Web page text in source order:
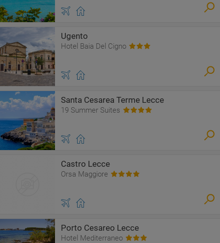
Ugento
Hotel Baia Del Cigno
Santa Cesarea Terme Lecce
19 Summer Suites
Castro Lecce
Orsa Maggiore
Porto Cesareo Lecce
Hotel Mediterraneo